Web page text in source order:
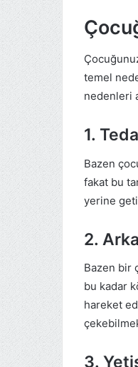
temel
nedenleri
1.
Bazen
fakat bu
yerine
2.
Bazen bir
bu kadar
hareket
3.